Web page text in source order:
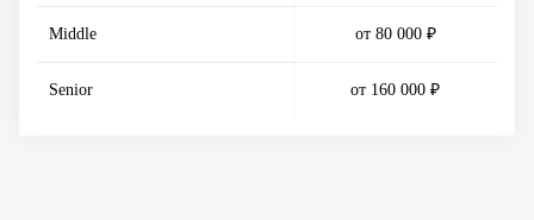
Middle от 80 000 ₽
Senior от 160 000 ₽